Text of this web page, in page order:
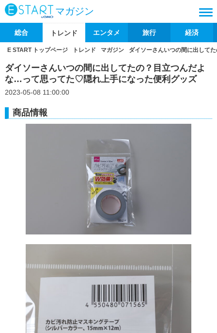
マガジン
総合 トレンド エンタメ 旅行 経済
E START トップページ トレンド マガジン ダイソーさんいつの間に出して
ダイソーさんいつの間に出してたの？目立つんだよ
な…って思ってた♡隠れ上手になった便利グッズ
2023-05-08 11:00:00
商品情報